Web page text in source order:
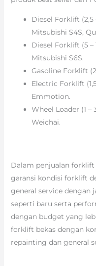
Diesel Forklift (2,5
Mitsubishi S4S,
Diesel Forklift (5 –
Mitsubishi S6S.
Gasoline Forklift
Electric Forklift
Emmotion.
Wheel Loader (1 –
Weichai.
Dalam penjualan
garansi kondisi forklift
general service dengan
seperti baru serta
dengan budget yang
forklift bekas dengan
repainting dan general